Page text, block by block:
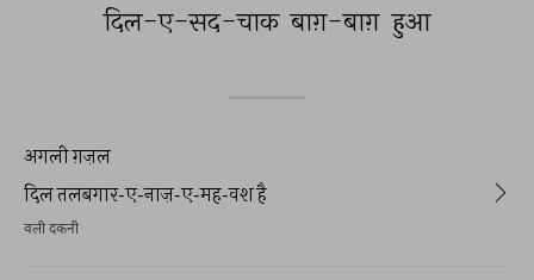
दिल-ए-सद-चाक बाग़-बाग़ हुआ
अगली ग़ज़ल
दिल तलबगार-ए-नाज़-ए-मह-वश है
वली दकनी